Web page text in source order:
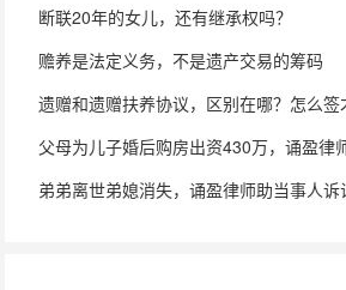
断联20年的女儿，还有继承权吗？
赡养是法定义务，不是遗产交易的筹码
遗赠和遗赠扶养协议，区别在哪？怎么签